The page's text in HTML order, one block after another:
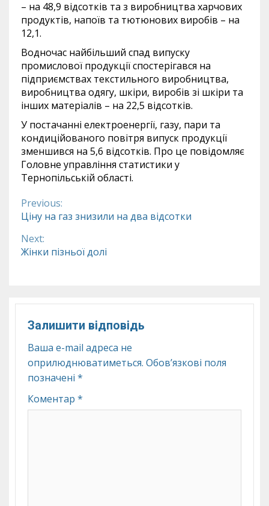
– на 48,9 відсотків та з виробництва харчових
продуктів, напоїв та тютюнових виробів – на
12,1.
Водночас найбільший спад випуску
промислової продукції спостерігався на
підприємствах текстильного виробництва,
виробництва одягу, шкіри, виробів зі шкіри та
інших матеріалів – на 22,5 відсотків.
У постачанні електроенергії, газу, пари та
кондиційованого повітря випуск продукції
зменшився на 5,6 відсотків. Про це повідомляє
Головне управління статистики у
Тернопільській області.
Continue
Reading
Previous:
Ціну на газ знизили на два відсотки
Next:
Жінки пізньої долі
Залишити відповідь
Ваша e-mail адреса не
оприлюднюватиметься. Обов’язкові поля
позначені *
Коментар *